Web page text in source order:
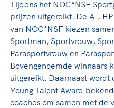
Sportonderzoek
Sportakkoord II
Game Changer
Officials
Veilige en integere sport
Diversiteit en inclusie
Gezonde sportomgeving
Duurzaamheid
Bekwaam sportkader
TeamNL Academie
Kennisaanbod TeamNL
TeamNL Sport Science
Pers
Tijdens het NOC*NSF
prijzen uitgereikt. De A-,
van NOC*NSF kiezen
Sportman, Sportvrouw,
Parasportvrouw en
Bovengenoemde winnaars
uitgereikt. Daarnaast wordt
Young Talent Award
coaches om samen met de